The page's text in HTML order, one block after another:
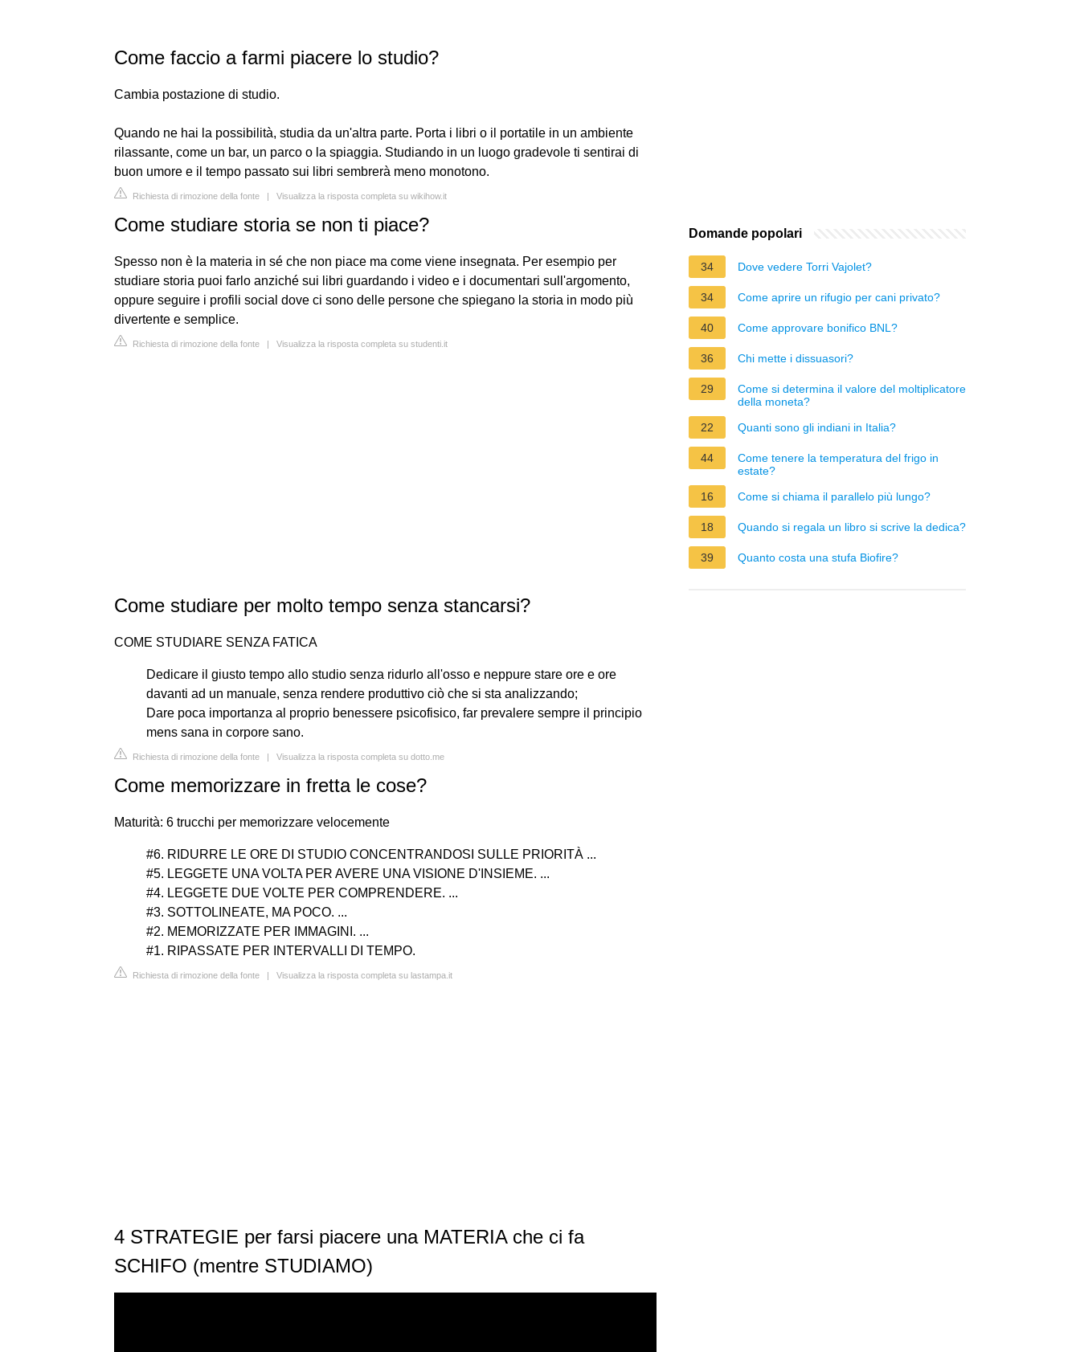
Come faccio a farmi piacere lo studio?
Cambia postazione di studio.
Quando ne hai la possibilità, studia da un'altra parte. Porta i libri o il portatile in un ambiente
rilassante, come un bar, un parco o la spiaggia. Studiando in un luogo gradevole ti sentirai di
buon umore e il tempo passato sui libri sembrerà meno monotono.
Richiesta di rimozione della fonte | Visualizza la risposta completa su wikihow.it
Come studiare storia se non ti piace?
Spesso non è la materia in sé che non piace ma come viene insegnata. Per esempio per
studiare storia puoi farlo anziché sui libri guardando i video e i documentari sull'argomento,
oppure seguire i profili social dove ci sono delle persone che spiegano la storia in modo più
divertente e semplice.
Richiesta di rimozione della fonte | Visualizza la risposta completa su studenti.it
Come studiare per molto tempo senza stancarsi?
COME STUDIARE SENZA FATICA
Dedicare il giusto tempo allo studio senza ridurlo all'osso e neppure stare ore e ore
davanti ad un manuale, senza rendere produttivo ciò che si sta analizzando;
Dare poca importanza al proprio benessere psicofisico, far prevalere sempre il principio
mens sana in corpore sano.
Richiesta di rimozione della fonte | Visualizza la risposta completa su dotto.me
Come memorizzare in fretta le cose?
Maturità: 6 trucchi per memorizzare velocemente
#6. RIDURRE LE ORE DI STUDIO CONCENTRANDOSI SULLE PRIORITÀ ...
#5. LEGGETE UNA VOLTA PER AVERE UNA VISIONE D'INSIEME. ...
#4. LEGGETE DUE VOLTE PER COMPRENDERE. ...
#3. SOTTOLINEATE, MA POCO. ...
#2. MEMORIZZATE PER IMMAGINI. ...
#1. RIPASSATE PER INTERVALLI DI TEMPO.
Richiesta di rimozione della fonte | Visualizza la risposta completa su lastampa.it
4 STRATEGIE per farsi piacere una MATERIA che ci fa
SCHIFO (mentre STUDIAMO)
Domande popolari
34 Dove vedere Torri Vajolet?
34 Come aprire un rifugio per cani privato?
40 Come approvare bonifico BNL?
36 Chi mette i dissuasori?
29
Come si determina il valore del moltiplicatore
della moneta?
22
Quanti sono gli indiani in Italia?
44
Come tenere la temperatura del frigo in
estate?
16
Come si chiama il parallelo più lungo?
18 Quando si regala un libro si scrive la dedica?
39 Quanto costa una stufa Biofire?